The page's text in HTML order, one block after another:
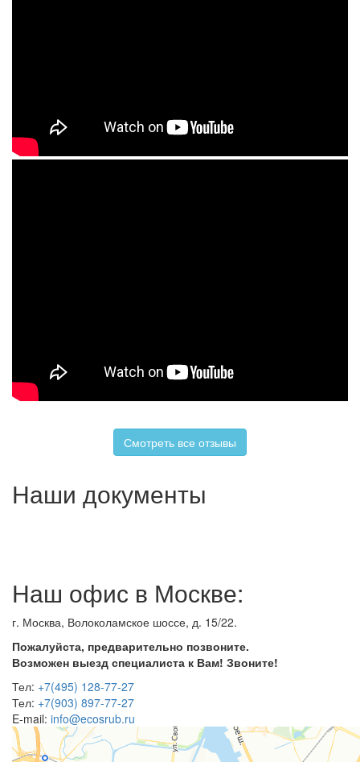
Смотреть все отзывы
Наши документы
Наш офис в Москве:
г. Москва, Волоколамское шоссе, д. 15/22.
Пожалуйста, предварительно позвоните.
Возможен выезд специалиста к Вам! Звоните!
Тел: +7(495) 128-77-27
Тел: +7(903) 897-77-27
E-mail: info@ecosrub.ru